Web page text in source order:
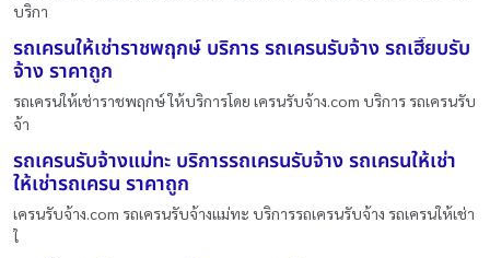
บริกา
รถเครนให้เช่าราชพฤกษ์ บริการ รถเครนรับจ้าง รถเฮี๊ยบรับ
จ้าง ราคาถูก
รถเครนให้เช่าราชพฤกษ์ ให้บริการโดย เครนรับจ้าง.com บริการ รถเครนรับ
จ้า
รถเครนรับจ้างแม่ทะ บริการรถเครนรับจ้าง รถเครนให้เช่า
ให้เช่ารถเครน ราคาถูก
เครนรับจ้าง.com รถเครนรับจ้างแม่ทะ บริการรถเครนรับจ้าง รถเครนให้เช่า
ใ